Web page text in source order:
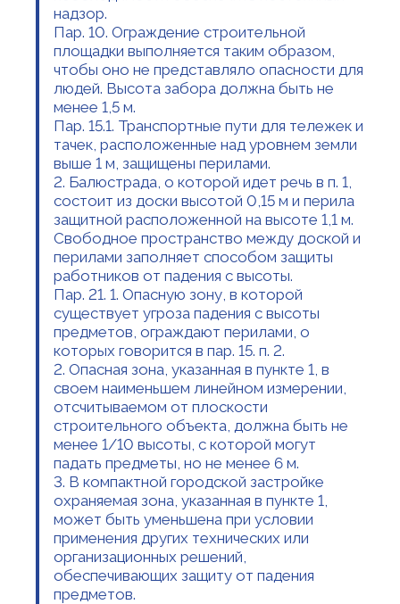
надзор.
Пар. 10. Ограждение строительной
площадки выполняется таким образом,
чтобы оно не представляло опасности для
людей. Высота забора должна быть не
менее 1,5 м.
Пар. 15.1. Транспортные пути для тележек и
тачек, расположенные над уровнем земли
выше 1 м, защищены перилами.
2. Балюстрада, о которой идет речь в п. 1,
состоит из доски высотой 0,15 м и перила
защитной расположенной на высоте 1,1 м.
Свободное пространство между доской и
перилами заполняет способом защиты
работников от падения с высоты.
Пар. 21. 1. Опасную зону, в которой
существует угроза падения с высоты
предметов, ограждают перилами, о
которых говорится в пар. 15. п. 2.
2. Опасная зона, указанная в пункте 1, в
своем наименьшем линейном измерении,
отсчитываемом от плоскости
строительного объекта, должна быть не
менее 1/10 высоты, с которой могут
падать предметы, но не менее 6 м.
3. В компактной городской застройке
охраняемая зона, указанная в пункте 1,
может быть уменьшена при условии
применения других технических или
организационных решений,
обеспечивающих защиту от падения
предметов.